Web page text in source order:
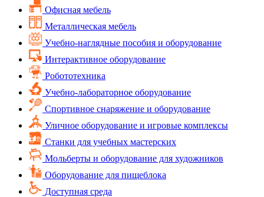
Офисная мебель
Металлическая мебель
Учебно-наглядные пособия и оборудование
Интерактивное оборудование
Робототехника
Учебно-лабораторное оборудование
Спортивное снаряжение и оборудование
Уличное оборудование и игровые комплексы
Cтанки для учебных мастерских
Мольберты и оборудование для художников
Оборудование для пищеблока
Доступная среда